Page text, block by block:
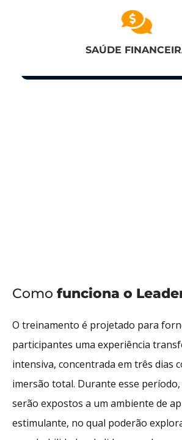
SAÚDE
Como funciona o
O treinamento é projetado para
participantes uma experiência
intensiva, concentrada em três dias
imersão total. Durante esse
serão expostos a um ambiente de
estimulante, no qual poderão